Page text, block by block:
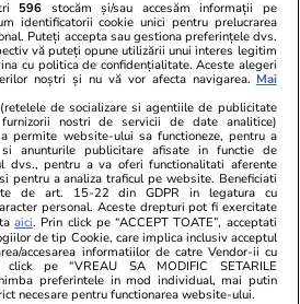
din
„O creangă
GSP.RO
Titi Aur
în
echipa a
vorba de
Adevărații
acolo”
596 stocăm și/sau accesăm informații pe
identificatorii cookie unici pentru prelucrarea
Puteți accepta sau gestiona preferințele dvs.
vă puteți opune utilizării unui interes legitim
cu politica de confidențialitate. Aceste alegeri
noștri și nu vă vor afecta navigarea. Mai
de socializare si agentiile de publicitate
nostri de servicii de date analitice)
permite website-ului sa functioneze, pentru a
si anunturile publicitare afisate in functie de
dvs., pentru a va oferi functionalitati aferente
pentru a analiza traficul pe website. Beneficiati
de art. 15-22 din GDPR in legatura cu
personal. Aceste drepturi pot fi exercitate
aici. Prin click pe “ACCEPT TOATE”, acceptati
de tip Cookie, care implica inclusiv acceptul
accesarea informatiilor de catre Vendor-ii cu
pe “VREAU SA MODIFIC SETARILE
preferintele in mod individual, mai putin
necesare pentru functionarea website-ului.